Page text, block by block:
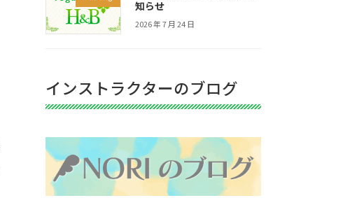
知らせ
2026 年 7 月 24 日
インストラクターのブログ